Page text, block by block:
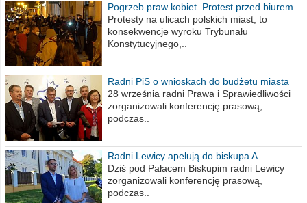
Pogrzeb praw kobiet. Protest przed biurem
poselskim PiS
Protesty na ulicach polskich miast, to
konsekwencje wyroku Trybunału
Konstytucyjnego,..
Radni PiS o wnioskach do budżetu miasta
na 2021 rok
28 września radni Prawa i Sprawiedliwości
zorganizowali konferencję prasową,
podczas..
Radni Lewicy apelują do biskupa A.
Wiesława Meringa
Dziś pod Pałacem Biskupim radni Lewicy
zorganizowali konferencję prasową,
podczas..